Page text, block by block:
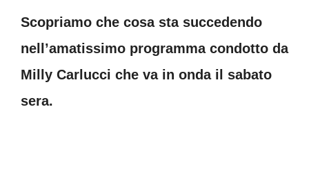
Scopriamo che cosa sta succedendo
nell’amatissimo programma condotto da
Milly Carlucci che va in onda il sabato
sera.